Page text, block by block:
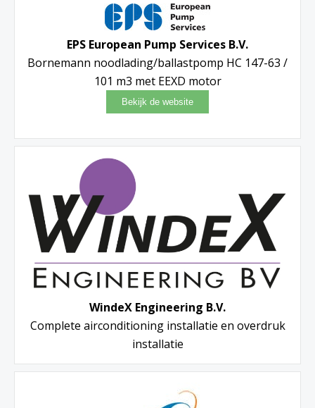
EPS European Pump Services B.V.
Bornemann noodlading/ballastpomp HC 147-63 /
101 m3 met EEXD motor
WindeX Engineering B.V.
Complete airconditioning installatie en overdruk
installatie